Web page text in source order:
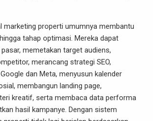
marketing properti umumnya membantu
tahap optimasi. Mereka dapat
memetakan target audiens,
merancang strategi SEO,
dan Meta, menyusun kalender
membangun landing page,
kreatif, serta membaca data performa
hasil kampanye. Dengan sistem